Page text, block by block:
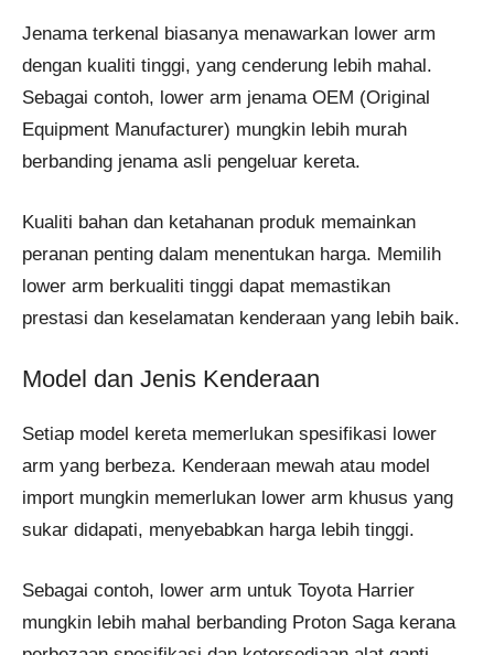
Jenama terkenal biasanya menawarkan lower arm
dengan kualiti tinggi, yang cenderung lebih mahal.
Sebagai contoh, lower arm jenama OEM (Original
Equipment Manufacturer) mungkin lebih murah
berbanding jenama asli pengeluar kereta.
Kualiti bahan dan ketahanan produk memainkan
peranan penting dalam menentukan harga. Memilih
lower arm berkualiti tinggi dapat memastikan
prestasi dan keselamatan kenderaan yang lebih baik.
Model dan Jenis Kenderaan
Setiap model kereta memerlukan spesifikasi lower
arm yang berbeza. Kenderaan mewah atau model
import mungkin memerlukan lower arm khusus yang
sukar didapati, menyebabkan harga lebih tinggi.
Sebagai contoh, lower arm untuk Toyota Harrier
mungkin lebih mahal berbanding Proton Saga kerana